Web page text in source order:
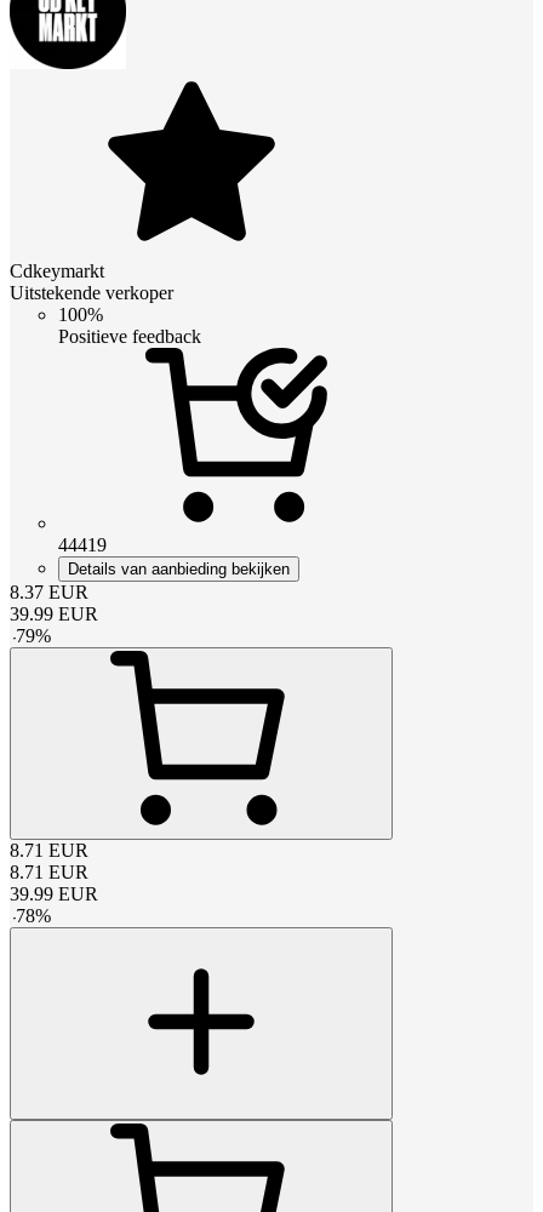
Cdkeymarkt
Uitstekende verkoper
100%
Positieve feedback
44419
Details van aanbieding bekijken
8.37 EUR
39.99 EUR
-79%
8.71 EUR
8.71 EUR
39.99 EUR
-78%